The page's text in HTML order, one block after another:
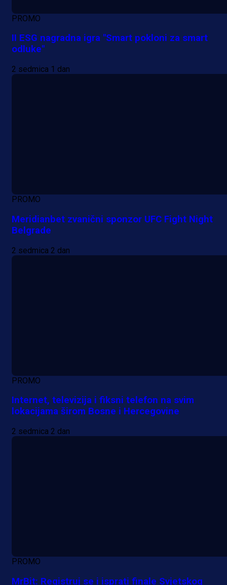
PROMO
II ESG nagradna igra "Smart pokloni za smart
odluke"
2 sedmica 1 dan
PROMO
Meridianbet zvanični sponzor UFC Fight Night
Belgrade
2 sedmica 2 dan
PROMO
Internet, televizija i fiksni telefon na svim
lokacijama širom Bosne i Hercegovine
2 sedmica 2 dan
PROMO
MrBit: Registruj se i isprati finale Svjetskog